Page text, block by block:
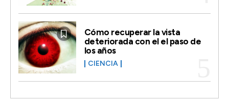
Cómo recuperar la vista
deteriorada con el el paso de
los años
CIENCIA